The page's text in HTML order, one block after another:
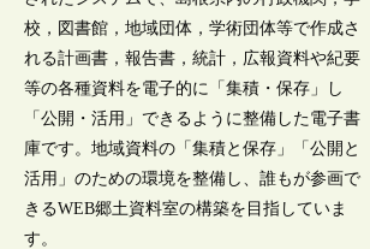
校，図書館，地域団体，学術団体等で作成さ
れる計画書，報告書，統計，広報資料や紀要
等の各種資料を電子的に「集積・保存」し
「公開・活用」できるように整備した電子書
庫です。地域資料の「集積と保存」「公開と
活用」のための環境を整備し、誰もが参画で
きるWEB郷土資料室の構築を目指していま
す。